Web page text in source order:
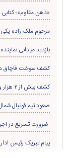
«ذهن مقاوم»؛
مرحوم ملک زاده
بازدید میدانی
کشف سوخت قاچاق
کشف بیش از ۲ هزار و ۶۰۰ قطعه مرغ زنده بدون مجوز در سیاهکل
صعود تیم فوتبال
ضرورت تسریع در
پیام تبریک رئیس